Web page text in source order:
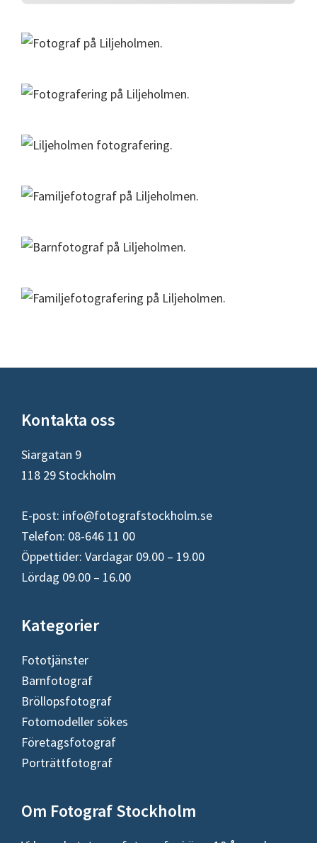
Footer
Kontakta oss
Siargatan 9
118 29 Stockholm
E-post: info@fotografstockholm.se
Telefon: 08-646 11 00
Öppettider: Vardagar 09.00 – 19.00
Lördag 09.00 – 16.00
Kategorier
Fototjänster
Barnfotograf
Bröllopsfotograf
Fotomodeller sökes
Företagsfotograf
Porträttfotograf
Om Fotograf Stockholm